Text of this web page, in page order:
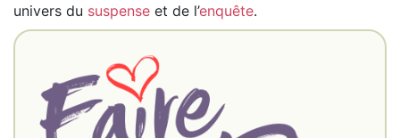
univers du suspense et de l’enquête.